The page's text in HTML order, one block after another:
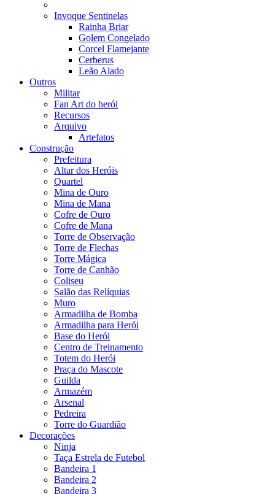
Invoque Sentinelas
Rainha Briar
Golem Congelado
Corcel Flamejante
Cerberus
Leão Alado
Outros
Militar
Fan Art do herói
Recursos
Arquivo
Artefatos
Construção
Prefeitura
Altar dos Heróis
Quartel
Mina de Ouro
Mina de Mana
Cofre de Ouro
Cofre de Mana
Torre de Observação
Torre de Flechas
Torre Mágica
Torre de Canhão
Coliseu
Salão das Relíquias
Muro
Armadilha de Bomba
Armadilha para Herói
Base do Herói
Centro de Treinamento
Totem do Herói
Praça do Mascote
Guilda
Armazém
Arsenal
Pedreira
Torre do Guardião
Decorações
Ninja
Taça Estrela de Futebol
Bandeira 1
Bandeira 2
Bandeira 3